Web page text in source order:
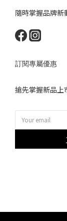
隨時掌握品牌新
訂閱專屬優惠
搶先掌握新品上